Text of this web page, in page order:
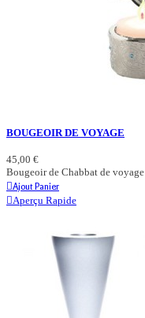
BOUGEOIR DE VOYAGE
45,00 €
Bougeoir de Chabbat de voyage
Ajout Panier
Aperçu Rapide